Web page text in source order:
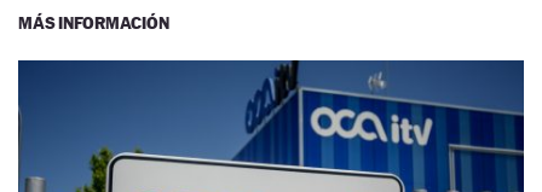
MÁS INFORMACIÓN